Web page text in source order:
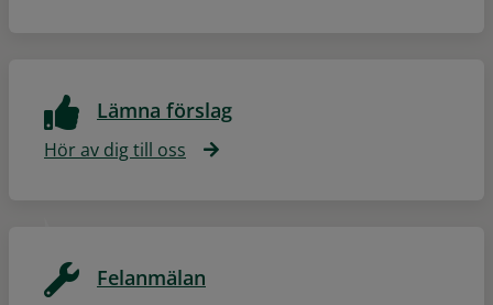
Lämna förslag
Hör av dig till oss
Felanmälan